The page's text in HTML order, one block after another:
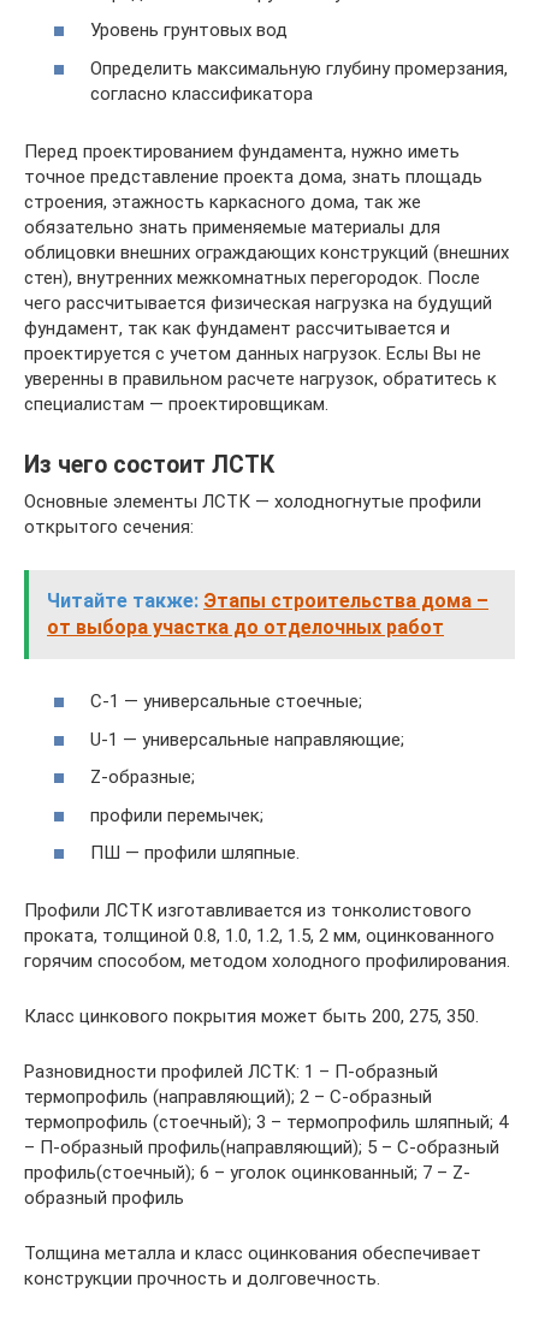
Уровень грунтовых вод
Определить максимальную глубину промерзания,
согласно классификатора
Перед проектированием фундамента, нужно иметь
точное представление проекта дома, знать площадь
строения, этажность каркасного дома, так же
обязательно знать применяемые материалы для
облицовки внешних ограждающих конструкций (внешних
стен), внутренних межкомнатных перегородок. После
чего рассчитывается физическая нагрузка на будущий
фундамент, так как фундамент рассчитывается и
проектируется с учетом данных нагрузок. Еслы Вы не
уверенны в правильном расчете нагрузок, обратитесь к
специалистам — проектировщикам.
Из чего состоит ЛСТК
Основные элементы ЛСТК — холодногнутые профили
открытого сечения:
Читайте также: Этапы строительства дома –
от выбора участка до отделочных работ
C-1 — универсальные стоечные;
U-1 — универсальные направляющие;
Z-образные;
профили перемычек;
ПШ — профили шляпные.
Профили ЛСТК изготавливается из тонколистового
проката, толщиной 0.8, 1.0, 1.2, 1.5, 2 мм, оцинкованного
горячим способом, методом холодного профилирования.
Класс цинкового покрытия может быть 200, 275, 350.
Разновидности профилей ЛСТК: 1 – П-образный
термопрофиль (направляющий); 2 – С-образный
термопрофиль (стоечный); 3 – термопрофиль шляпный; 4
– П-образный профиль(направляющий); 5 – С-образный
профиль(стоечный); 6 – уголок оцинкованный; 7 – Z-
образный профиль
Толщина металла и класс оцинкования обеспечивает
конструкции прочность и долговечность.